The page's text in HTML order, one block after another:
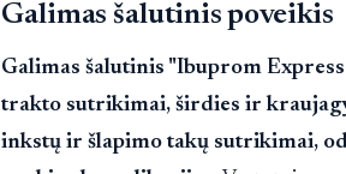
Galimas šalutinis poveikis
Galimas šalutinis "Ibuprom
trakto sutrikimai, širdies ir
inkstų ir šlapimo takų sutrikimai,